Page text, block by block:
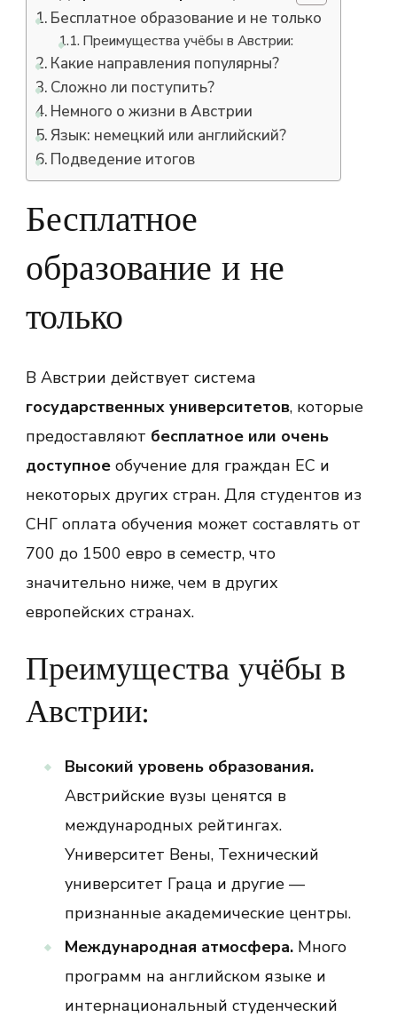
Бесплатное образование и не только
Преимущества учёбы в Австрии:
Какие направления популярны?
Сложно ли поступить?
Немного о жизни в Австрии
Язык: немецкий или английский?
Подведение итогов
Бесплатное
образование и не
только
В Австрии действует система
государственных университетов, которые
предоставляют бесплатное или очень
доступное обучение для граждан ЕС и
некоторых других стран. Для студентов из
СНГ оплата обучения может составлять от
700 до 1500 евро в семестр, что
значительно ниже, чем в других
европейских странах.
Преимущества учёбы в
Австрии:
Высокий уровень образования.
Австрийские вузы ценятся в
международных рейтингах.
Университет Вены, Технический
университет Граца и другие —
признанные академические центры.
Международная атмосфера. Много
программ на английском языке и
интернациональный студенческий